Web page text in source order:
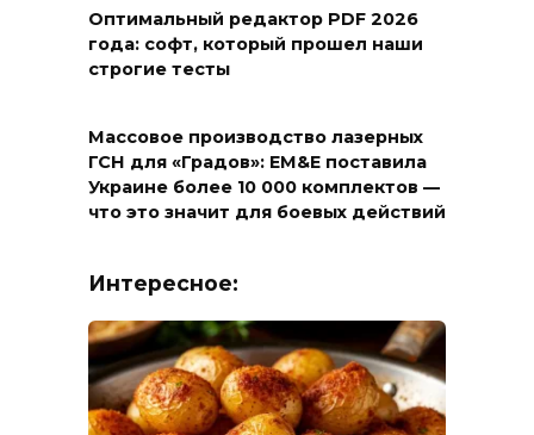
Оптимальный редактор PDF 2026
года: софт, который прошел наши
строгие тесты
Массовое производство лазерных
ГСН для «Градов»: EM&E поставила
Украине более 10 000 комплектов —
что это значит для боевых действий
Интересное: